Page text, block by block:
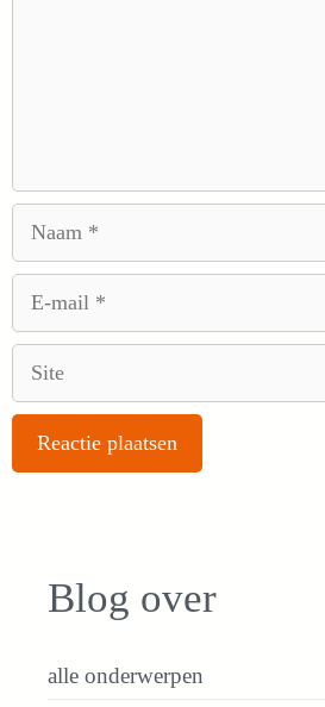
Blog over
alle onderwerpen